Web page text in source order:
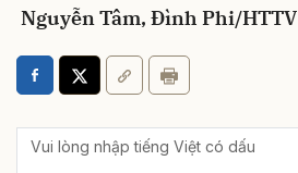
Nguyễn Tâm, Đình Phi/HTTV